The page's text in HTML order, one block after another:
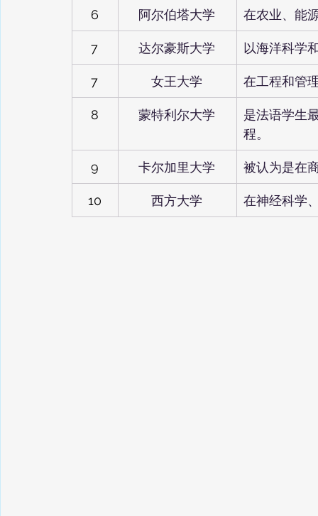
6 阿尔伯塔大学 在农业、能
7 达尔豪斯大学 以海洋科学
7 女王大学 在工程和管
8 蒙特利尔大学
是法语学生
程。
9 卡尔加里大学 被认为是在
10 西方大学 在神经科学